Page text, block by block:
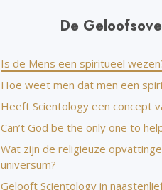
De
Is de Mens een spiritueel
Hoe weet men dat men een
Heeft Scientology een concept
Can’t God be the only one to
Wat zijn de religieuze
universum?
Gelooft Scientology in